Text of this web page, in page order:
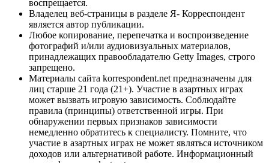
воспрещается.
Владелец веб-страницы в разделе Я- Корреспондент
является автор публикации.
Любое копирование, перепечатка и воспроизведение
фотографий и/или аудиовизуальных материалов,
принадлежащих правообладателю Getty Images, строго
запрещено.
Материалы сайта korrespondent.net предназначены для
лиц старше 21 года (21+). Участие в азартных играх
может вызвать игровую зависимость. Соблюдайте
правила (принципы) ответственной игры. При
обнаружении первых признаков зависимости
немедленно обратитесь к специалисту. Помните, что
участие в азартных играх не может являться источником
доходов или альтернативой работе. Информационный